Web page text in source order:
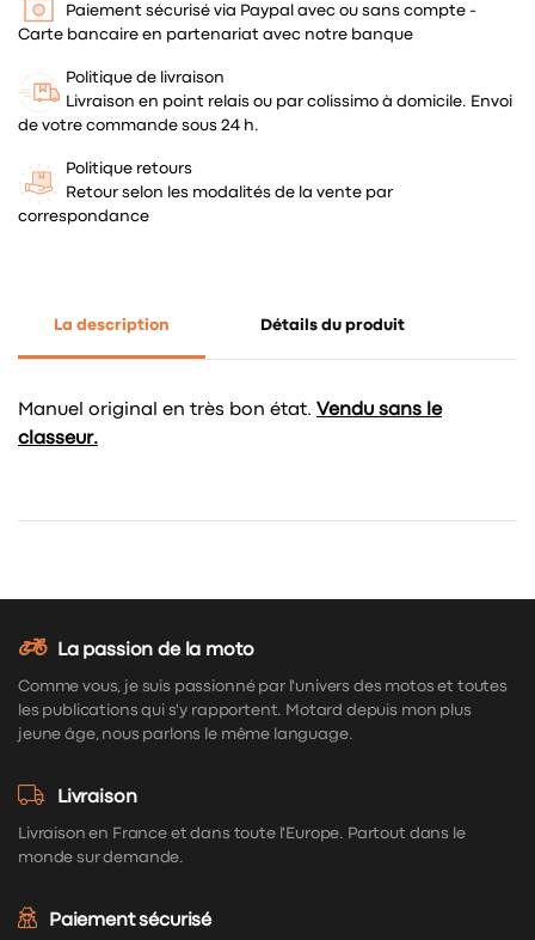
Paiement sécurisé via Paypal avec ou sans compte -
Carte bancaire en partenariat avec notre banque
Politique de livraison
Livraison en point relais ou par colissimo à domicile. Envoi
de votre commande sous 24 h.
Politique retours
Retour selon les modalités de la vente par
correspondance
La description Détails du produit
Manuel original en très bon état. Vendu sans le
classeur.
La passion de la moto
Comme vous, je suis passionné par l'univers des motos et toutes
les publications qui s'y rapportent. Motard depuis mon plus
jeune âge, nous parlons le même language.
Livraison
Livraison en France et dans toute l'Europe. Partout dans le
monde sur demande.
Paiement sécurisé